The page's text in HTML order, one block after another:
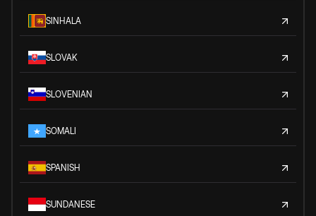
SINHALA
SLOVAK
SLOVENIAN
SOMALI
SPANISH
SUNDANESE